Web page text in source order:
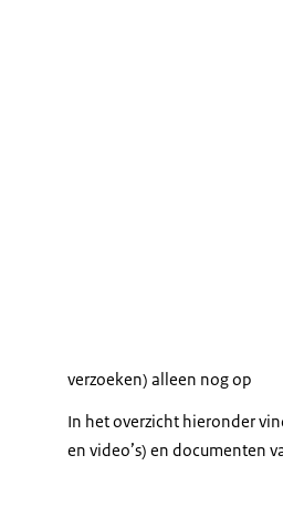
verzoeken) alleen nog op
In het overzicht hieronder
en video’s) en documenten